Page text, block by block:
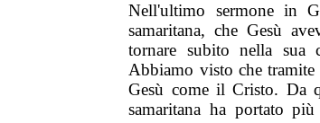
Nell'ultimo sermone in
samaritana, che Gesù
tornare subito nella sua
Abbiamo visto che
Gesù come il Cristo. Da
samaritana ha portato